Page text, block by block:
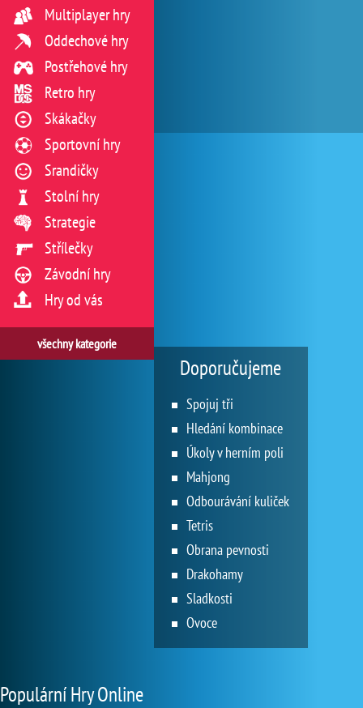
Multiplayer hry
Oddechové hry
Postřehové hry
Retro hry
Skákačky
Sportovní hry
Srandičky
Stolní hry
Strategie
Střílečky
Závodní hry
Hry od vás
všechny kategorie
Doporučujeme
Spojuj tři
Hledání kombinace
Úkoly v herním poli
Mahjong
Odbourávání kuliček
Tetris
Obrana pevnosti
Drakohamy
Sladkosti
Ovoce
Populární Hry Online